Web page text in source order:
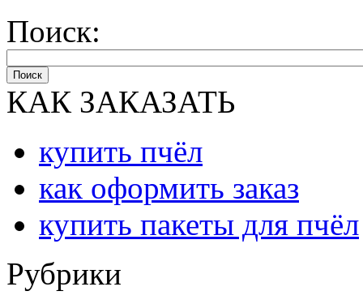
Поиск:
Поиск
КАК ЗАКАЗАТЬ
купить пчёл
как оформить заказ
купить пакеты для пчёл
Рубрики